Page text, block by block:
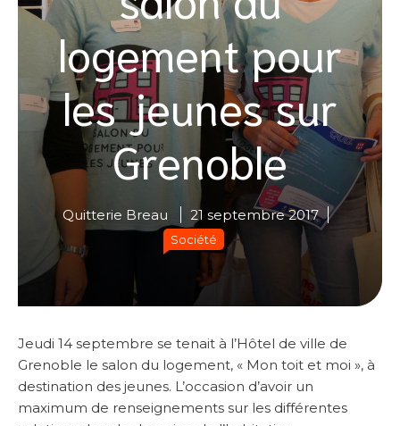
logement pour
les jeunes sur
Grenoble
Quitterie Breau 21 septembre 2017
Société
Jeudi 14 septembre se tenait à l’Hôtel de ville de
Grenoble le salon du logement, « Mon toit et moi », à
destination des jeunes. L’occasion d’avoir un
maximum de renseignements sur les différentes